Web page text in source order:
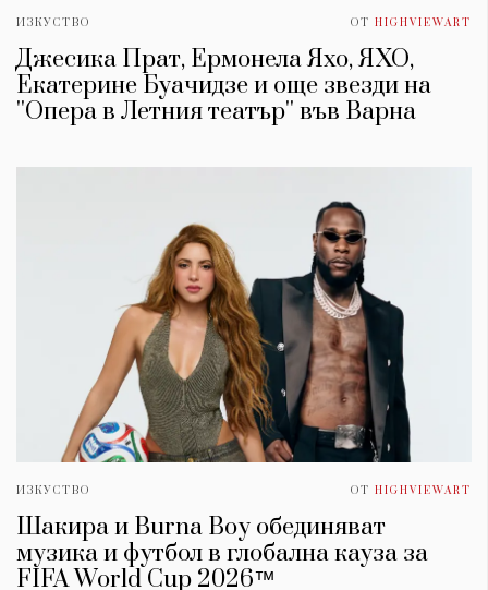
ИЗКУСТВО ОТ HIGHVIEWART
Джесика Прат, Ермонела Яхо, ЯХО,
Екатерине Буачидзе и още звезди на
''Опера в Летния театър'' във Варна
ИЗКУСТВО ОТ HIGHVIEWART
Шакира и Burna Boy обединяват
музика и футбол в глобална кауза за
FIFA World Cup 2026™